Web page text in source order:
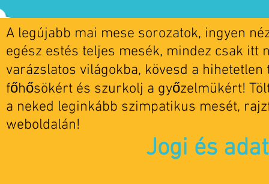
A legújabb mai mese sorozatok, ingyen
egész estés teljes mesék, mindez csak itt
varázslatos világokba, kövesd a
főhősökért és szurkolj a győzelmükért!
a neked leginkább szimpatikus mesét,
weboldalán!
Jogi és